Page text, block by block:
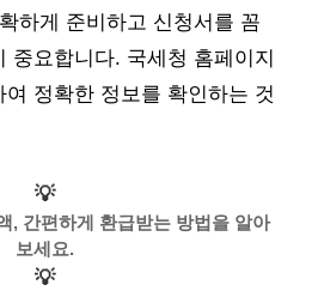
하게 준비하고 신청서를 꼼
중요합니다. 국세청 홈페이지
정확한 정보를 확인하는 것
💡
, 간편하게 환급받는 방법을 알아
보세요.
💡